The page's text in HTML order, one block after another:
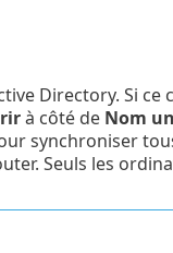
Directory. Si ce
à côté de Nom
synchroniser
Seuls les